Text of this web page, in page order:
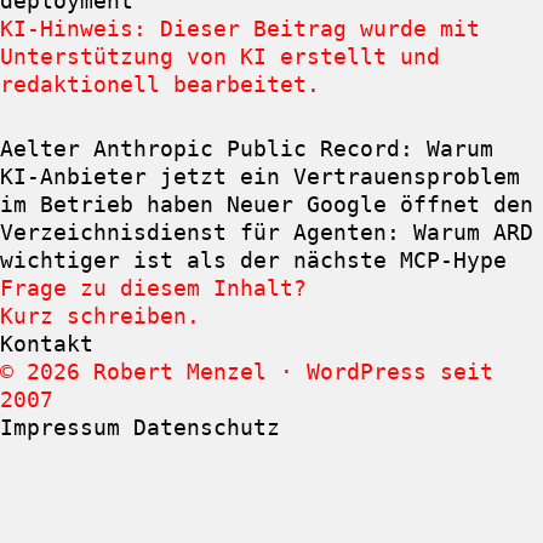
KI-Hinweis: Dieser Beitrag wurde mit
Unterstützung von KI erstellt und
redaktionell bearbeitet.
Aelter Anthropic Public Record: Warum
KI-Anbieter jetzt ein Vertrauensproblem
im Betrieb haben
Neuer Google öffnet den
Verzeichnisdienst für Agenten: Warum ARD
wichtiger ist als der nächste MCP-Hype
Frage zu diesem Inhalt?
Kurz schreiben.
Kontakt
© 2026 Robert Menzel · WordPress seit
2007
Impressum
Datenschutz